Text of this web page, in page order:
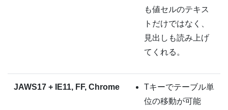
も値セルのテキス
トだけではなく、
見出しも読み上げ
てくれる。
JAWS17 + IE11, FF, Chrome
Tキーでテーブル単
位の移動が可能